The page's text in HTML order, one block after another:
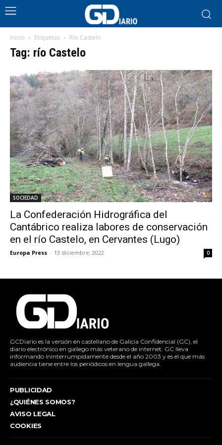
Inicio Etiquetas Río Castelo
Tag: río Castelo
SOCIEDAD
La Confederación Hidrográfica del
Cantábrico realiza labores de conservación
en el río Castelo, en Cervantes (Lugo)
Europa Press - 13 diciembre, 2022 0
GCDiario es la versión en castellano de Galicia Confidencial (GC), el
diario electrónico en gallego más veterano de internet. GC lleva
informando ininterrumpidamente desde el año 2003 y es el que más
audiencia tiene entre los periódicos en lengua gallega.
PUBLICIDAD
¿QUIÉNES SOMOS?
AVISO LEGAL
COOKIES